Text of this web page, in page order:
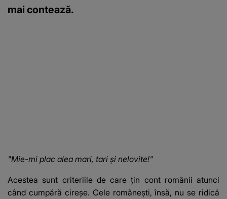
mai contează.
"Mie-mi plac alea mari, tari și nelovite!"
Acestea sunt criteriile de care țin cont românii atunci
când cumpără cireșe. Cele românești, însă, nu se ridică